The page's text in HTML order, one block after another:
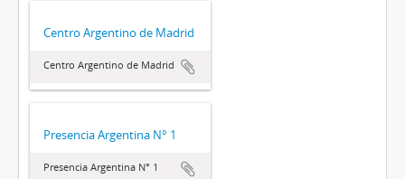
Centro Argentino de Madrid
Centro Argentino de Madrid
Presencia Argentina N° 1
Presencia Argentina N° 1